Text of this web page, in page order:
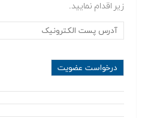
زیر اقدام نمایید.